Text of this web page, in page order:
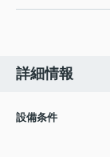
詳細情報
設備条件